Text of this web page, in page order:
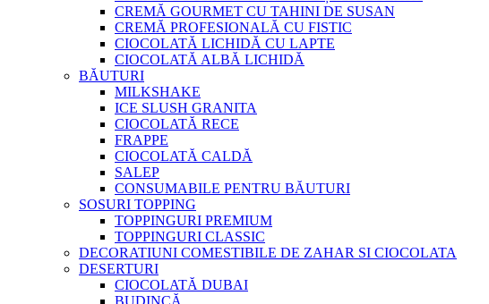
CREMĂ GOURMET CU TAHINI DE SUSAN
CREMĂ PROFESIONALĂ CU FISTIC
CIOCOLATĂ LICHIDĂ CU LAPTE
CIOCOLATĂ ALBĂ LICHIDĂ
BĂUTURI
MILKSHAKE
ICE SLUSH GRANITA
CIOCOLATĂ RECE
FRAPPE
CIOCOLATĂ CALDĂ
SALEP
CONSUMABILE PENTRU BĂUTURI
SOSURI TOPPING
TOPPINGURI PREMIUM
TOPPINGURI CLASSIC
DECORATIUNI COMESTIBILE DE ZAHAR SI CIOCOLATA
DESERTURI
CIOCOLATĂ DUBAI
BUDINCĂ